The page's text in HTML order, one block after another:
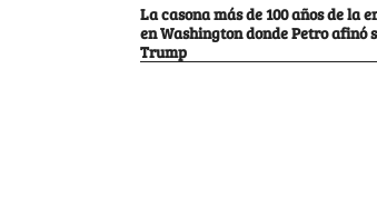
La casona más de 100 años de la
en Washington donde Petro afinó
Trump